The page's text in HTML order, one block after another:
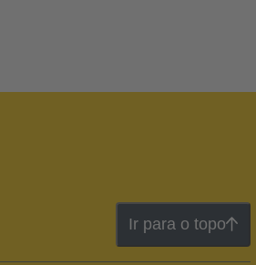
Ir para o topo